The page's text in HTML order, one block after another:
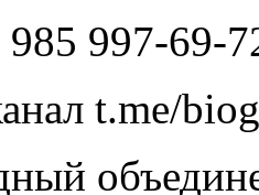
997-69-
t.me/